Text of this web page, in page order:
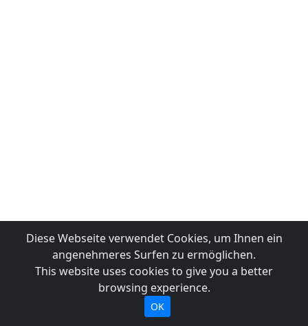
Diese Webseite verwendet Cookies, um Ihnen ein
angenehmeres Surfen zu ermöglichen.
This website uses cookies to give you a better
browsing experience.
OK